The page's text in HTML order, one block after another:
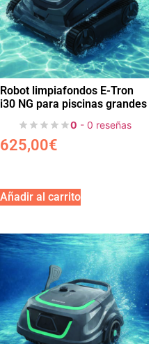
Robot limpiafondos E-Tron
i30 NG para piscinas grandes
0 - 0 reseñas
625,00€
Añadir al carrito